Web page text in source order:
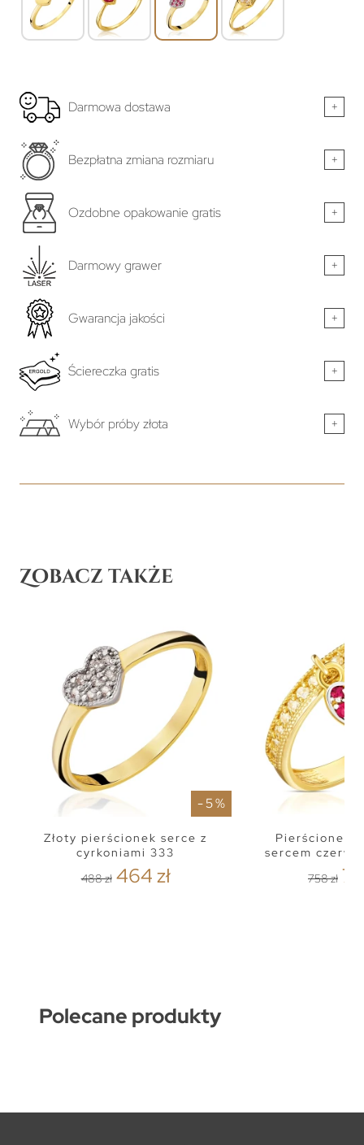
Darmowa dostawa +
Bezpłatna zmiana rozmiaru +
Ozdobne opakowanie gratis +
Darmowy grawer +
Gwarancja jakości +
Ściereczka gratis +
Wybór próby złota +
Zobacz także
- 5 %
Złoty pierścionek serce z
cyrkoniami 333
488 zł 464 zł
Pierścionek
sercem
758 zł
Polecane produkty